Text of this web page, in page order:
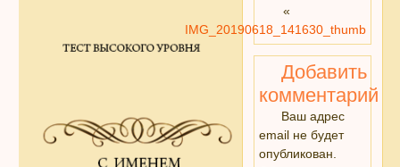
«
IMG_20190618_141630_thumb
Добавить
комментарий
Ваш адрес
email не будет
опубликован.